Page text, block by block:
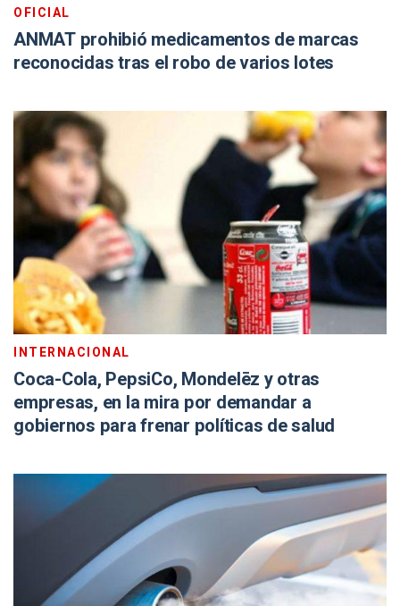
OFICIAL
ANMAT prohibió medicamentos de marcas
reconocidas tras el robo de varios lotes
INTERNACIONAL
Coca-Cola, PepsiCo, Mondelēz y otras
empresas, en la mira por demandar a
gobiernos para frenar políticas de salud